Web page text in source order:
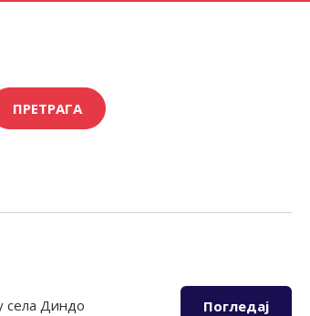
ПРЕТРАГА
села Диндо
Погледај